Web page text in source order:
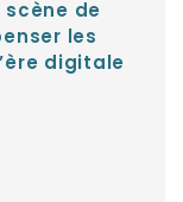
scène de
les
digitale